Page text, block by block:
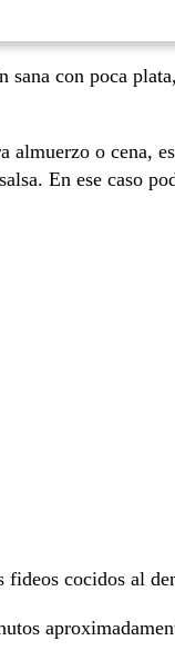
sana con poca
almuerzo o cena,
En ese caso
cocidos al